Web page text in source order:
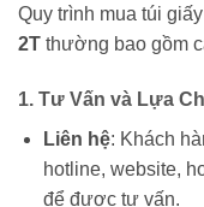
Quy trình mua túi
2T thường bao gồm
1. Tư Vấn và Lựa
Liên hệ: Khách
hotline, website,
để được tư vấn.